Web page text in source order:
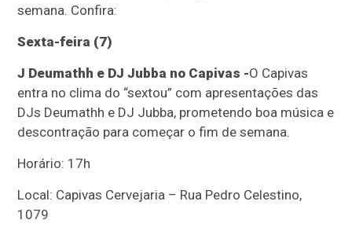
semana. Confira:
Sexta-feira (7)
J Deumathh e DJ Jubba no Capivas -O Capivas
entra no clima do “sextou” com apresentações das
DJs Deumathh e DJ Jubba, prometendo boa música e
descontração para começar o fim de semana.
Horário: 17h
Local: Capivas Cervejaria – Rua Pedro Celestino,
1079